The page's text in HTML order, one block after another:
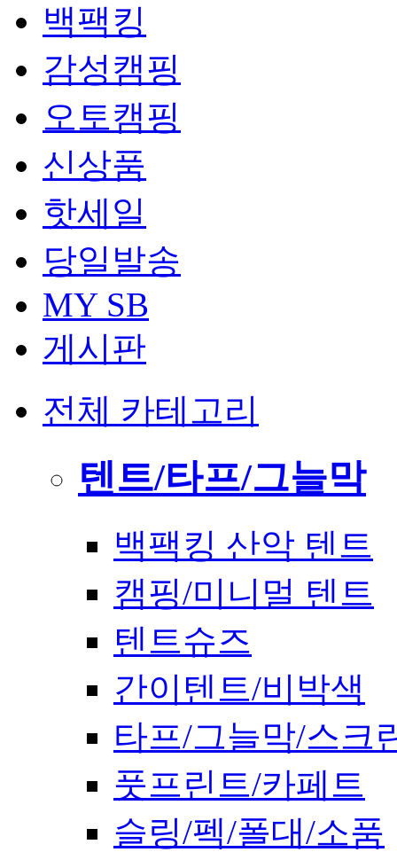
백팩킹
감성캠핑
오토캠핑
신상품
핫세일
당일발송
MY SB
게시판
전체 카테고리
텐트/타프/그늘막
백팩킹 산악 텐트
캠핑/미니멀 텐트
텐트슈즈
간이텐트/비박색
타프/그늘막/스크
풋프린트/카페트
슬링/펙/폴대/소품